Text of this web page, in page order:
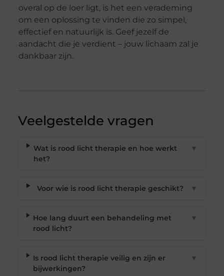
overal op de loer ligt, is het een verademing
om een oplossing te vinden die zo simpel,
effectief en natuurlijk is. Geef jezelf de
aandacht die je verdient – jouw lichaam zal je
dankbaar zijn.
Veelgestelde vragen
Wat is rood licht therapie en hoe werkt
het?
▼
Voor wie is rood licht therapie geschikt? ▼
Hoe lang duurt een behandeling met
rood licht?
▼
Is rood licht therapie veilig en zijn er
bijwerkingen?
▼